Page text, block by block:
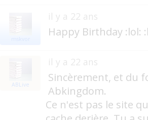
mskvor
il y a 22 ans
Happy Birthday :lol:
ABLive
il y a 22 ans
Sincèrement, et du
Abkingdom.
Ce n'est pas le site